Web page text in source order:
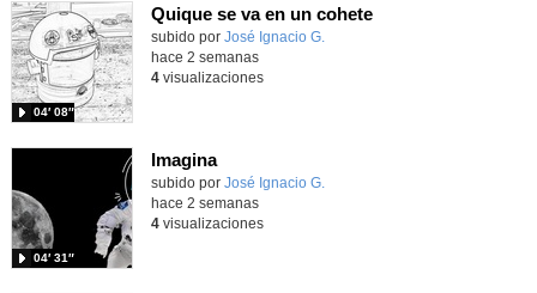
Quique se va en un cohete
Contenido educativo.
subido por José Ignacio G.
04′ 08″
hace 2 semanas
4visualizaciones
Imagina
Contenido educativo.
subido por José Ignacio G.
04′ 31″
hace 2 semanas
4visualizaciones